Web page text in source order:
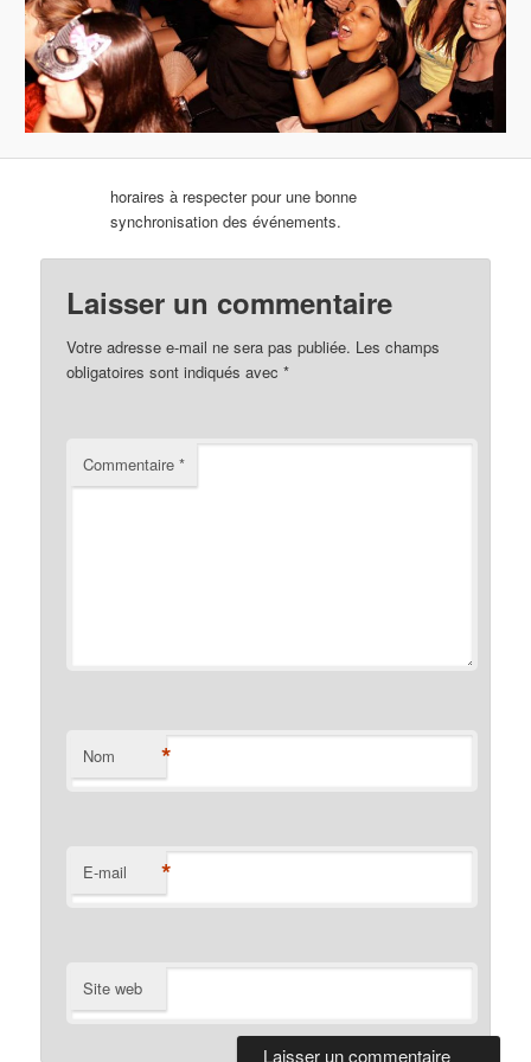
horaires à respecter pour une bonne
synchronisation des événements.
Laisser un commentaire
Votre adresse e-mail ne sera pas publiée. Les champs
obligatoires sont indiqués avec*
Commentaire*
Nom *
E-mail *
Site web